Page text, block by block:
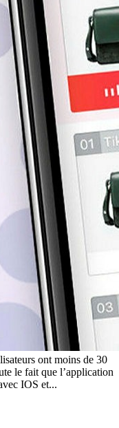
ont moins de 30
le fait que l’application
IOS et...